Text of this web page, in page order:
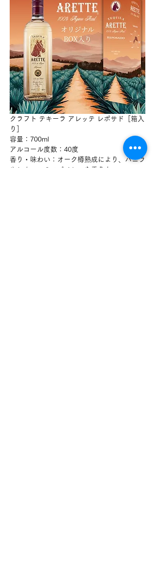
クラフト テキーラ アレッテ レポサド［箱入
り］
容量：700ml
アルコール度数：40度
香り・味わい：オーク樽熟成により、バニラ
やシナモンのスパイシーな香りと、